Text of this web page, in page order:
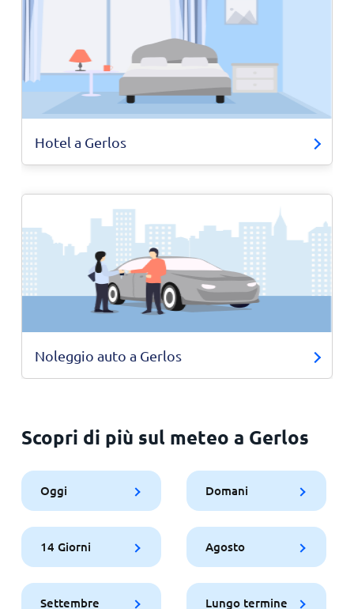
Hotel a Gerlos
Noleggio auto a Gerlos
Scopri di più sul meteo a Gerlos
Oggi Domani
14 Giorni Agosto
Settembre Lungo termine